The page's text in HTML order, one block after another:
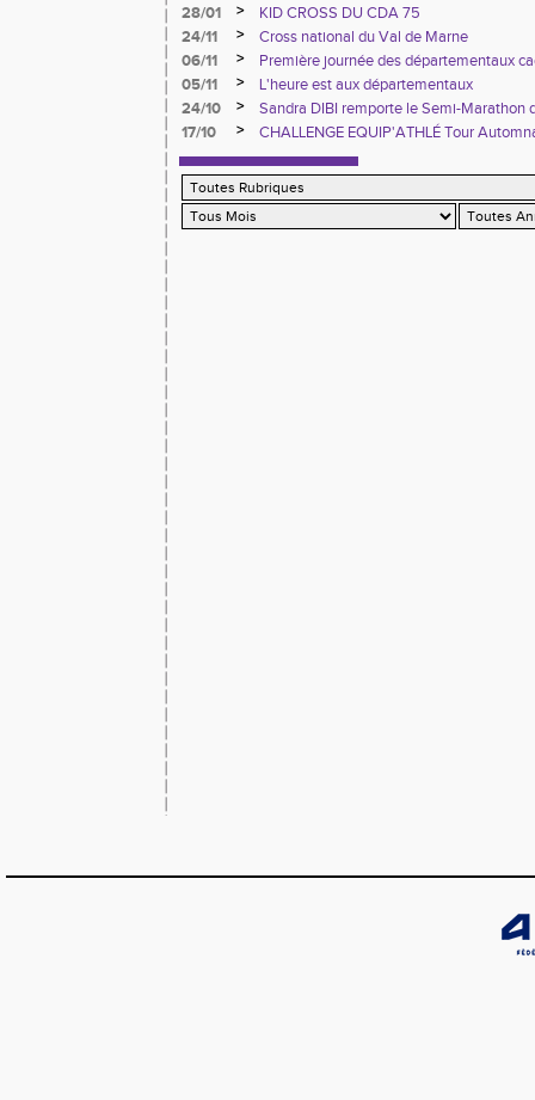
28/01
>
KID CROSS DU CDA 75
24/11
>
Cross national du Val de Marne
06/11
>
Première journée des départementaux
05/11
>
L'heure est aux départementaux
24/10
>
Sandra DIBI remporte le Semi-Marathon
17/10
> CHALLENGE EQUIP'ATHLÉ Tour